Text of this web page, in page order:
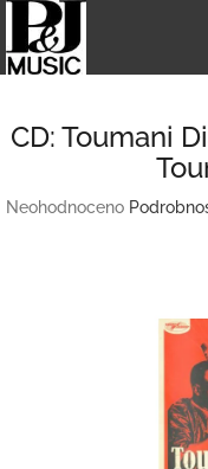
obsah
CD: Toumani
Průměrné
Neohodnoceno